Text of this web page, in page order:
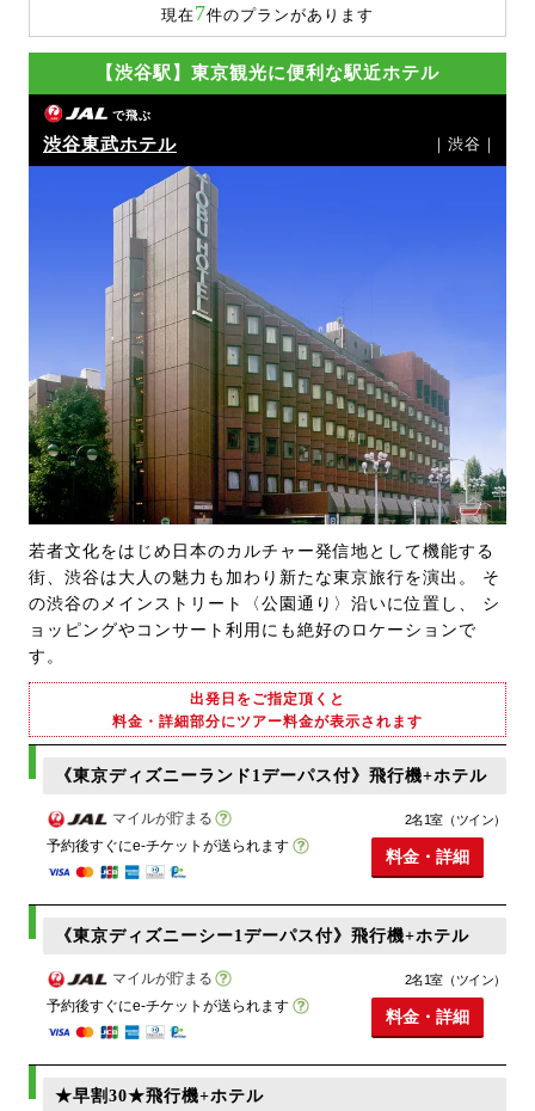
現在7件のプランがあります
【渋谷駅】東京観光に便利な駅近ホテル
で飛ぶ
渋谷東武ホテル ｜渋谷｜
若者文化をはじめ日本のカルチャー発信地として機能する
街、渋谷は大人の魅力も加わり新たな東京旅行を演出。 そ
の渋谷のメインストリート〈公園通り〉沿いに位置し、 シ
ョッピングやコンサート利用にも絶好のロケーションで
す。
出発日をご指定頂くと
料金・詳細部分にツアー料金が表示されます
《東京ディズニーランド1デーパス付》飛行機+ホテル
マイルが貯まる
予約後すぐにe-チケットが送られます
2名1室（ツイン）
料金・詳細
《東京ディズニーシー1デーパス付》飛行機+ホテル
マイルが貯まる
予約後すぐにe-チケットが送られます
2名1室（ツイン）
料金・詳細
★早割30★飛行機+ホテル